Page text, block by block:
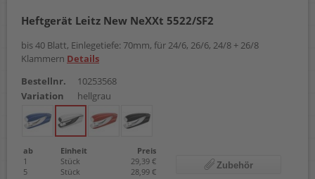
Heftgerät Leitz New NeXXt 5522/SF2
bis 40 Blatt, Einlegetiefe: 70mm, für 24/6, 26/6, 24/8 + 26/8
Klammern Details
Bestellnr.
10253568
Variation
hellgrau
ab Einheit
Preis
1
Stück
29,39 €
5
Stück 28,99 €
Zubehör